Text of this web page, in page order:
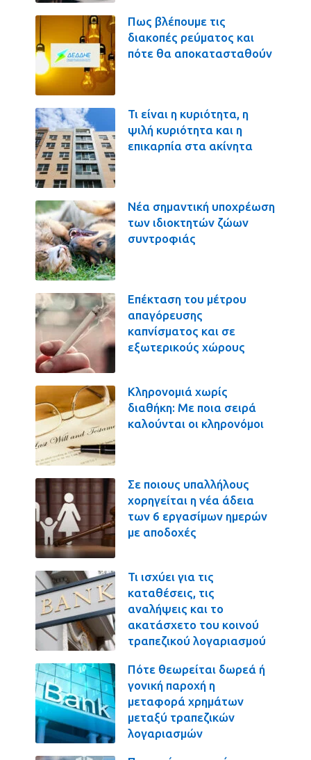
Πως βλέπουμε τις
διακοπές ρεύματος και
πότε θα αποκατασταθούν
Τι είναι η κυριότητα, η
ψιλή κυριότητα και η
επικαρπία στα ακίνητα
Νέα σημαντική υποχρέωση
των ιδιοκτητών ζώων
συντροφιάς
Επέκταση του μέτρου
απαγόρευσης
καπνίσματος και σε
εξωτερικούς χώρους
Κληρονομιά χωρίς
διαθήκη: Με ποια σειρά
καλούνται οι κληρονόμοι
Σε ποιους υπαλλήλους
χορηγείται η νέα άδεια
των 6 εργασίμων ημερών
με αποδοχές
Τι ισχύει για τις
καταθέσεις, τις
αναλήψεις και το
ακατάσχετο του κοινού
τραπεζικού λογαριασμού
Πότε θεωρείται δωρεά ή
γονική παροχή η
μεταφορά χρημάτων
μεταξύ τραπεζικών
λογαριασμών